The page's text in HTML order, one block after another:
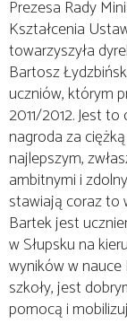
Prezesa Rady
Kształcenia
towarzyszyła
Bartosz
uczniów, którym
2011/2012. Jest
nagroda za
najlepszym,
ambitnymi i
stawiają coraz to
Bartek jest
w Słupsku na
wyników w
szkoły, jest
pomocą i